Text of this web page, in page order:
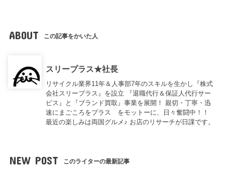
ABOUT この記事をかいた人
スリープラス★社長
リサイクル業界11年＆人事部7年のスキルを生かし『株式
会社スリープラス』を設立 『退職代行＆保証人代行サー
ビス』と『ブランド買取』事業を展開！ 親切・丁寧・迅
速にまごころをプラス をモットーに、日々奮闘中！！
最近の楽しみは両国グルメ♪ お店のリサーチが日課です。
NEW POST このライターの最新記事